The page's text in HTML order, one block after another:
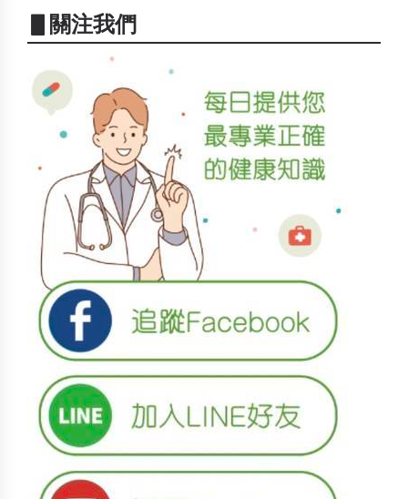
▋關注我們